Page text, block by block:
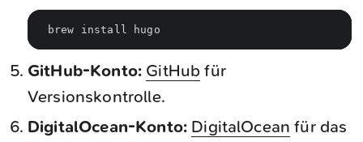
GitHub-Konto: GitHub für
Versionskontrolle.
DigitalOcean-Konto: DigitalOcean für das